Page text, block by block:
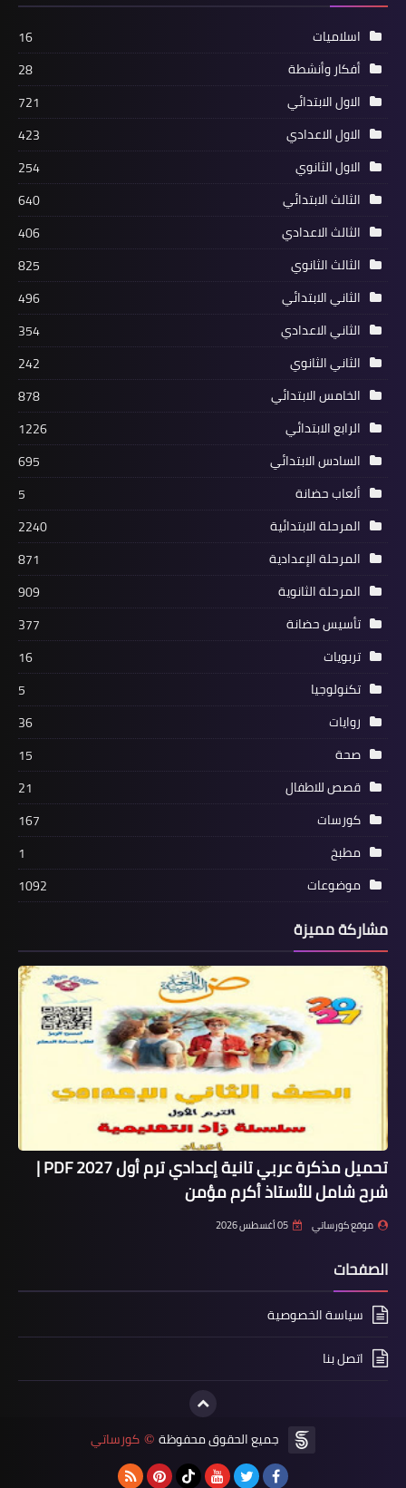
اسلاميات
16
أفكار وأنشطة
28
الاول الابتدائي
721
الاول الاعدادي
423
الاول الثانوي
254
الثالث الابتدائي
640
الثالث الاعدادي
406
الثالث الثانوي
825
الثاني الابتدائي
496
الثاني الاعدادي
354
الثاني الثانوي
242
الخامس الابتدائي
878
الرابع الابتدائي
1226
السادس الابتدائي
695
ألعاب حضانة
5
المرحلة الابتدائية
2240
المرحلة الإعدادية
871
المرحلة الثانوية
909
تأسيس حضانة
377
تربويات
16
تكنولوجيا
5
روايات
36
صحة
15
قصص للاطفال
21
كورسات
167
مطبخ
1
موضوعات
1092
مشاركة مميزة
تحميل مذكرة عربي تانية إعدادي ترم أول 2027 PDF |
شرح شامل للأستاذ أكرم مؤمن
موقع كورساتي 05 أغسطس 2026
الصفحات
سياسة الخصوصية
اتصل بنا
جميع الحقوق محفوظة © كورساتي